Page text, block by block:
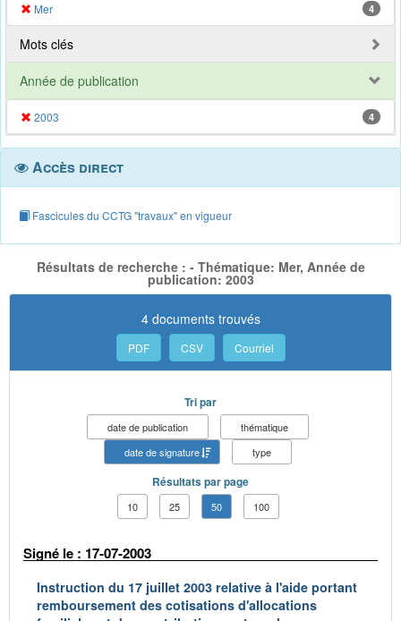
Mer 4
Mots clés
Année de publication
2003 4
Accès direct
Fascicules du CCTG "travaux" en vigueur
Résultats de recherche : - Thématique: Mer, Année de
publication: 2003
4 documents trouvés
PDF CSV Courriel
Tri par
date de publication
thématique
date de signature
type
Résultats par page
10 25 50 100
Signé le : 17-07-2003
Instruction du 17 juillet 2003 relative à l'aide portant
remboursement des cotisations d'allocations